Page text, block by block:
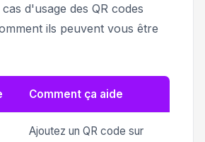
d'usage des QR codes
ils peuvent vous être
Comment ça aide
Ajoutez un QR code sur